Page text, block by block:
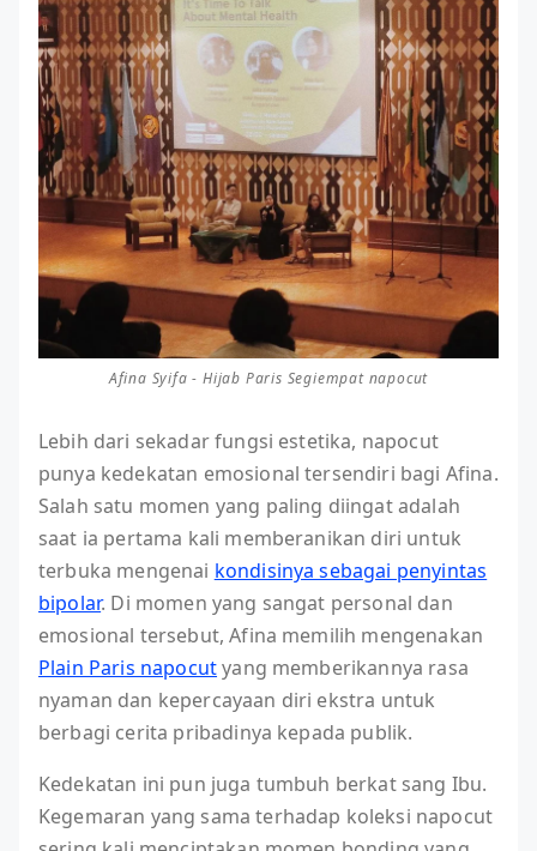
Afina Syifa - Hijab Paris Segiempat napocut
Lebih dari sekadar fungsi estetika, napocut
punya kedekatan emosional tersendiri bagi Afina.
Salah satu momen yang paling diingat adalah
saat ia pertama kali memberanikan diri untuk
terbuka mengenai kondisinya sebagai penyintas
bipolar. Di momen yang sangat personal dan
emosional tersebut, Afina memilih mengenakan
Plain Paris napocutyang memberikannya rasa
nyaman dan kepercayaan diri ekstra untuk
berbagi cerita pribadinya kepada publik.
Kedekatan ini pun juga tumbuh berkat sang Ibu.
Kegemaran yang sama terhadap koleksi napocut